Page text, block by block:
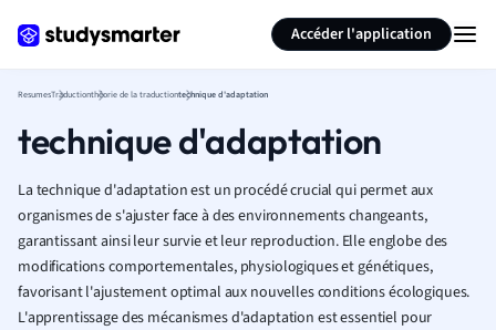
Accéder l'application
ResumesTraductionthéorie de la traductiontechnique d'adaptation
technique d'adaptation
La technique d'adaptation est un procédé crucial qui permet aux
organismes de s'ajuster face à des environnements changeants,
garantissant ainsi leur survie et leur reproduction. Elle englobe des
modifications comportementales, physiologiques et génétiques,
favorisant l'ajustement optimal aux nouvelles conditions écologiques.
L'apprentissage des mécanismes d'adaptation est essentiel pour
Résumer la page